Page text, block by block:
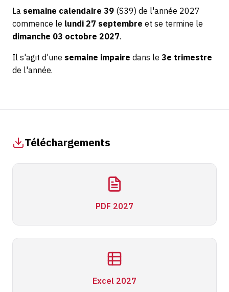
La semaine calendaire 39 (S39) de l'année 2027
commence le lundi 27 septembre et se termine le
dimanche 03 octobre 2027.
Il s'agit d'une semaine impaire dans le 3e trimestre
de l'année.
Téléchargements
PDF 2027
Excel 2027